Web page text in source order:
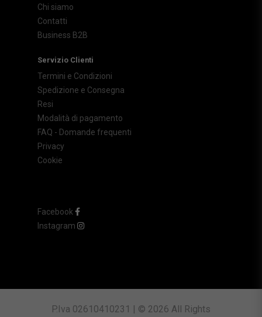
Chi siamo
Contatti
Business B2B
Servizio Clienti
Termini e Condizioni
Spedizione e Consegna
Resi
Modalità di pagamento
FAQ - Domande frequenti
Privacy
Cookie
Facebook
Instagram
P.Iva 02610410231 | © 2026 All Rights